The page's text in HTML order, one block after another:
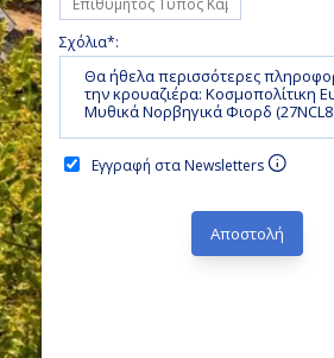
Σχόλια*:
Εγγραφή στα Newsletters